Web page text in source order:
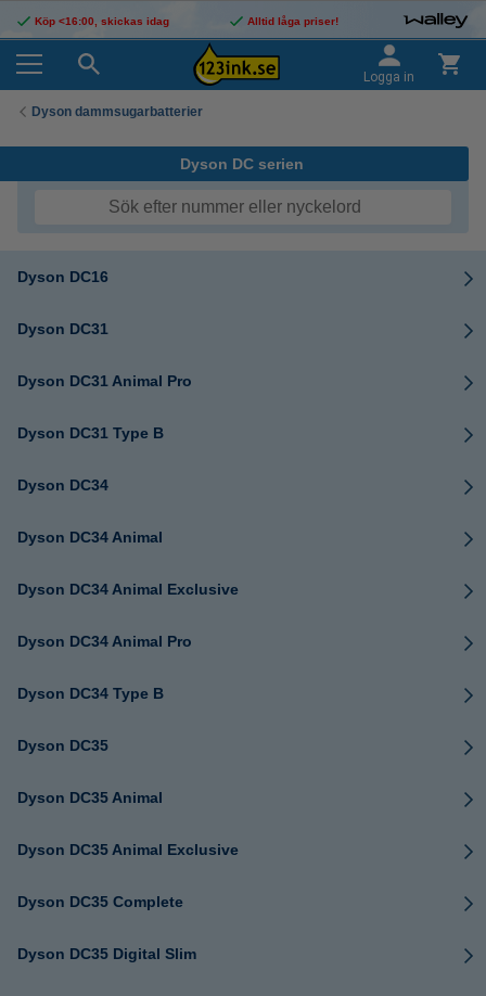
Köp <16:00, skickas idag Alltid låga priser!
Logga in
Dyson dammsugarbatterier
Dyson DC serien
Dyson DC16
Dyson DC31
Dyson DC31 Animal Pro
Dyson DC31 Type B
Dyson DC34
Dyson DC34 Animal
Dyson DC34 Animal Exclusive
Dyson DC34 Animal Pro
Dyson DC34 Type B
Dyson DC35
Dyson DC35 Animal
Dyson DC35 Animal Exclusive
Dyson DC35 Complete
Dyson DC35 Digital Slim